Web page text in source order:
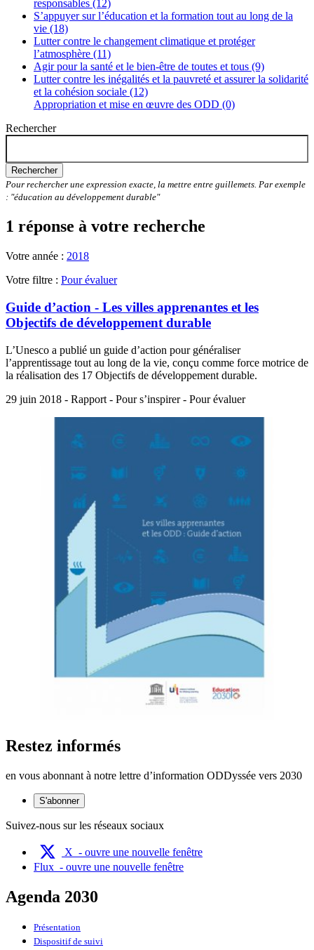
responsables (12)
S’appuyer sur l’éducation et la formation tout au long de la
vie (18)
Lutter contre le changement climatique et protéger
l’atmosphère (11)
Agir pour la santé et le bien-être de toutes et tous (9)
Lutter contre les inégalités et la pauvreté et assurer la solidarité
et la cohésion sociale (12)
Appropriation et mise en œuvre des ODD (0)
Rechercher
Rechercher
Pour rechercher une expression exacte, la mettre entre guillemets. Par exemple
: "éducation au développement durable"
1 réponse à votre recherche
Votre année : 2018
Votre filtre : Pour évaluer
Guide d’action - Les villes apprenantes et les
Objectifs de développement durable
L’Unesco a publié un guide d’action pour généraliser
l’apprentissage tout au long de la vie, conçu comme force motrice de
la réalisation des 17 Objectifs de développement durable.
29 juin 2018 - Rapport - Pour s’inspirer - Pour évaluer
Restez informés
en vous abonnant à notre lettre d’information ODDyssée vers 2030
S'abonner
Suivez-nous sur les réseaux sociaux
X - ouvre une nouvelle fenêtre
Flux - ouvre une nouvelle fenêtre
Agenda 2030
Présentation
Dispositif de suivi